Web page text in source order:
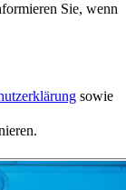
Sie, wenn
sowie